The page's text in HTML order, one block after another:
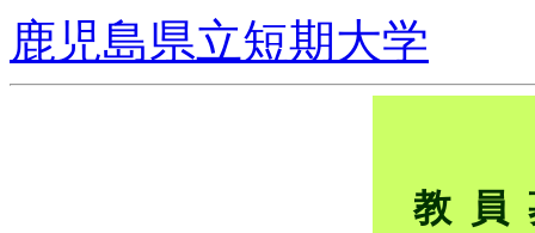
鹿児島県立短期大学
教